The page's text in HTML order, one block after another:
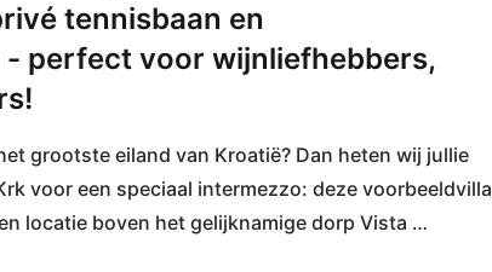
tennisbaan en
perfect voor wijnliefhebbers,
grootste eiland van Kroatië? Dan heten wij jullie
voor een speciaal intermezzo: deze voorbeeldvilla
locatie boven het gelijknamige dorp Vista
vanwege de heerlijke wijnen en uitstekende